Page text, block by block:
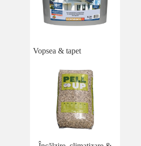
Vopsea & tapet